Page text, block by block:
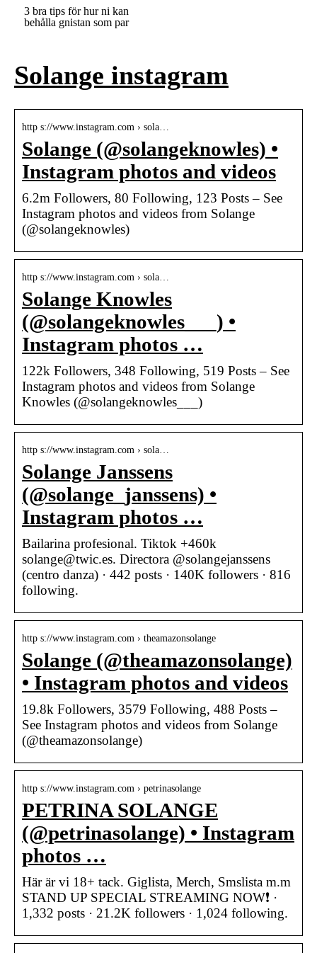
3 bra tips för hur ni kan
behålla gnistan som par
Solange instagram
http s://www.instagram.com › sola…
Solange (@solangeknowles) •
Instagram photos and videos
6.2m Followers, 80 Following, 123 Posts – See
Instagram photos and videos from Solange
(@solangeknowles)
http s://www.instagram.com › sola…
Solange Knowles
(@solangeknowles___) •
Instagram photos …
122k Followers, 348 Following, 519 Posts – See
Instagram photos and videos from Solange
Knowles (@solangeknowles___)
http s://www.instagram.com › sola…
Solange Janssens
(@solange_janssens) •
Instagram photos …
Bailarina profesional. Tiktok +460k
solange@twic.es. Directora @solangejanssens
(centro danza) · 442 posts · 140K followers · 816
following.
http s://www.instagram.com › theamazonsolange
Solange (@theamazonsolange)
• Instagram photos and videos
19.8k Followers, 3579 Following, 488 Posts –
See Instagram photos and videos from Solange
(@theamazonsolange)
http s://www.instagram.com › petrinasolange
PETRINA SOLANGE
(@petrinasolange) • Instagram
photos …
Här är vi 18+ tack. Giglista, Merch, Smslista m.m
STAND UP SPECIAL STREAMING NOW❗️ ·
1,332 posts · 21.2K followers · 1,024 following.